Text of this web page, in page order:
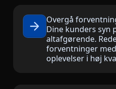
Fremstillingsindustrien
Finans
Overgå
Dine kunders syn
altafgørende.
forventninger
oplevelser i høj